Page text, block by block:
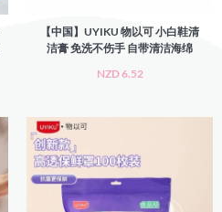
【中国】UYIKU 物以可 小白鞋清
洁膏 免洗不伤手 自带清洁海绵
NZD 6.52